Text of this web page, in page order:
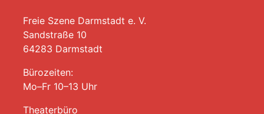
Freie Szene Darmstadt e. V.
Sandstraße 10
64283 Darmstadt
Bürozeiten:
Mo–Fr 10–13 Uhr
Theaterbüro